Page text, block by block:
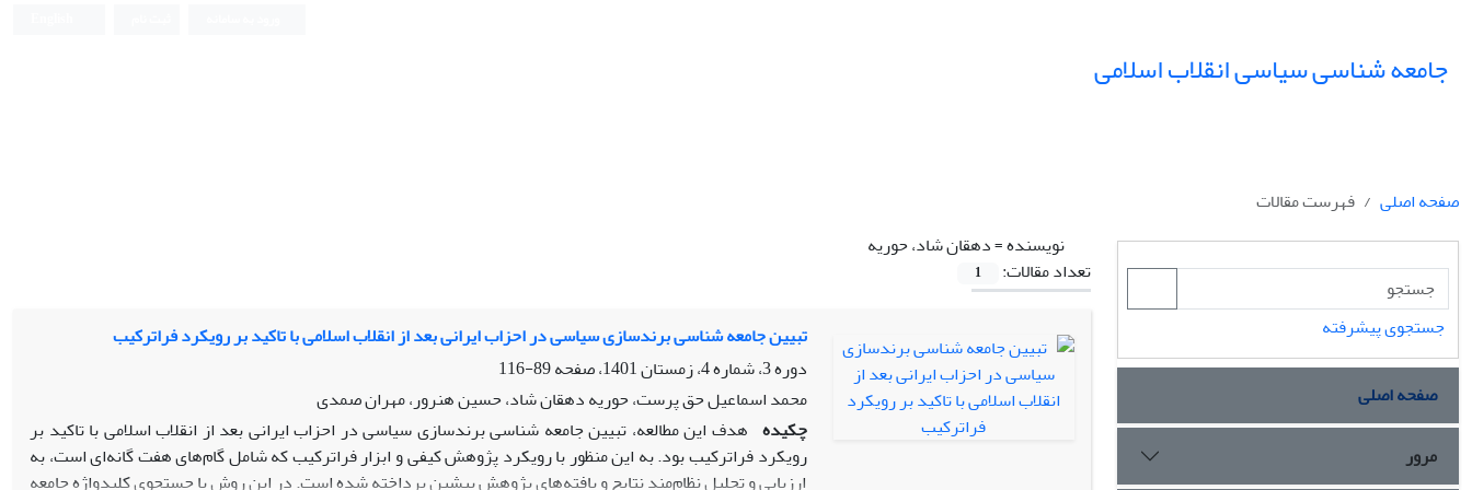
جامعه شناسی سیاسی انقلاب اسلامی
صفحه اصلی
فهرست مقالات
نویسنده =دهقان شاد، حوریه
تعداد مقالات:
1
تبیین جامعه شناسی برندسازی سیاسی در احزاب ایرانی بعد از انقلاب اسلامی با تاکید بر رویکرد فراترکیب
دوره 3، شماره 4، زمستان 1401، صفحه
89-116
محمد اسماعیل حق پرست، حوریه دهقان شاد، حسین هنرور، مهران صمدی
چکیده هدف این مطالعه، تبیین جامعه شناسی برندسازی سیاسی در احزاب ایرانی بعد از انقلاب اسلامی با تاکید بر
رویکرد فراترکیب بود. به این منظور با رویکرد پژوهش کیفی و ابزار فراترکیب که شامل گام‌های هفت گانه‌ای است، به
ارزیابی و تحلیل نظام‌مند نتایج و یافته‌های پژوهش پیشین پرداخته شده است. در این روش با جستجوی کلیدواژه جامعه
جستجوی پیشرفته
صفحه اصلی
مرور